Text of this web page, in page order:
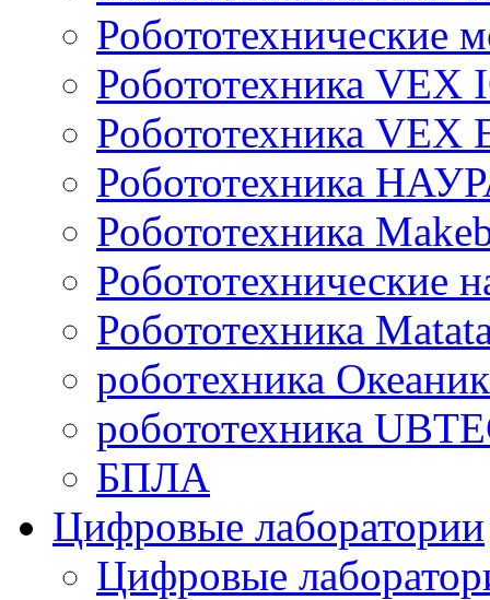
Робототехнические
Робототехника VEX
Робототехника VEX
Робототехника
Робототехника
Робототехнические
Робототехника
роботехника
робототехника
БПЛА
Цифровые лаборатории
Цифровые